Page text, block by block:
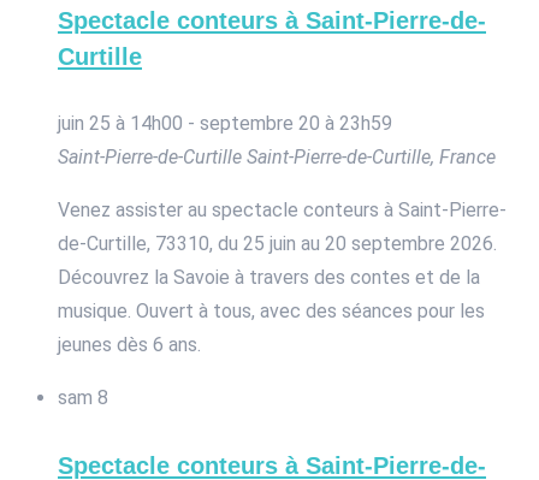
Spectacle conteurs à Saint-Pierre-de-
Curtille
juin 25 à 14h00 - septembre 20 à 23h59
Saint-Pierre-de-Curtille Saint-Pierre-de-Curtille, France
Venez assister au spectacle conteurs à Saint-Pierre-
de-Curtille, 73310, du 25 juin au 20 septembre 2026.
Découvrez la Savoie à travers des contes et de la
musique. Ouvert à tous, avec des séances pour les
jeunes dès 6 ans.
sam 8
Spectacle conteurs à Saint-Pierre-de-